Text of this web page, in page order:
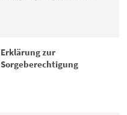
Erklärung zur
Sorgeberechtigung